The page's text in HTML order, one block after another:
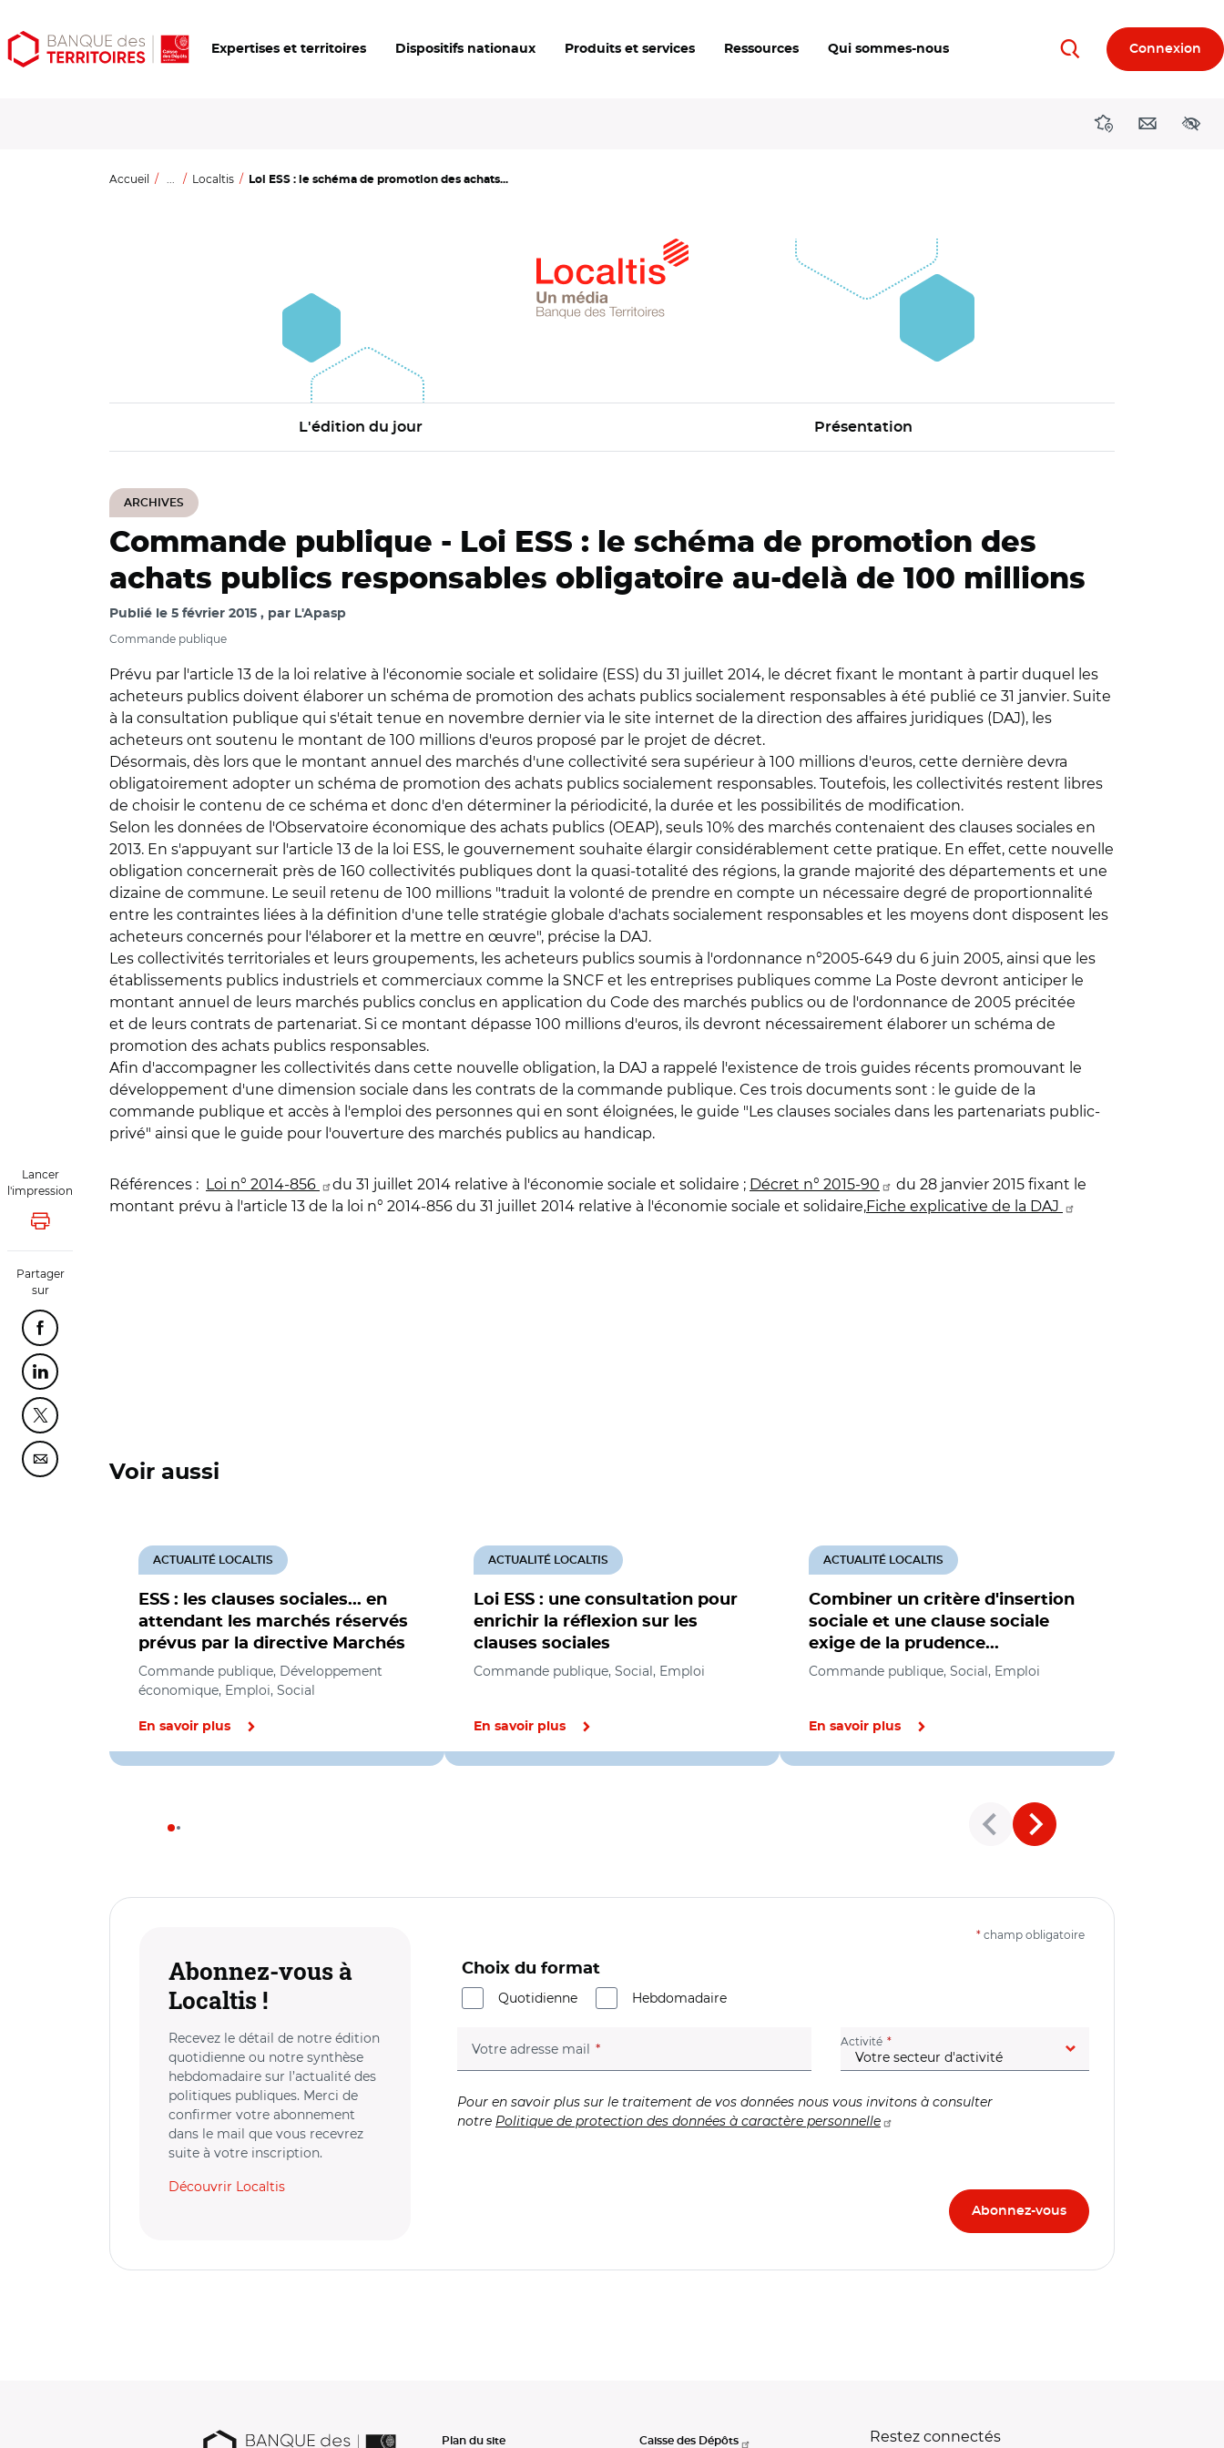
Aller
au
Aller
au
Ouvrir
les
Expertises et territoires Dispositifs nationaux Produits et services Ressources Qui sommes-nous RechercherConnexion
DirectionsContact
Accueil ... Localtis Loi ESS : le schéma de promotion des achats...
L'édition du jour Présentation
ARCHIVES
Lancer
l'impression
Lancer l'impression
Partager
sur
Partager cette page sur Facebook
Partager cette page sur Linkedin
Partager cette page sur Twitter
Partager cette page sur Courriel
Commande publique - Loi ESS : le schéma de promotion des
achats publics responsables obligatoire au-delà de 100 millions
Publié le 5 février 2015 par L'Apasp
Commande publique
Prévu par l'article 13 de la loi relative à l'économie sociale et solidaire (ESS) du 31 juillet 2014, le décret fixant le montant à partir duquel les
acheteurs publics doivent élaborer un schéma de promotion des achats publics socialement responsables à été publié ce 31 janvier. Suite
à la consultation publique qui s'était tenue en novembre dernier via le site internet de la direction des affaires juridiques (DAJ), les
acheteurs ont soutenu le montant de 100 millions d'euros proposé par le projet de décret.
Désormais, dès lors que le montant annuel des marchés d'une collectivité sera supérieur à 100 millions d'euros, cette dernière devra
obligatoirement adopter un schéma de promotion des achats publics socialement responsables. Toutefois, les collectivités restent libres
de choisir le contenu de ce schéma et donc d'en déterminer la périodicité, la durée et les possibilités de modification.
Selon les données de l'Observatoire économique des achats publics (OEAP), seuls 10% des marchés contenaient des clauses sociales en
2013. En s'appuyant sur l'article 13 de la loi ESS, le gouvernement souhaite élargir considérablement cette pratique. En effet, cette nouvelle
obligation concernerait près de 160 collectivités publiques dont la quasi-totalité des régions, la grande majorité des départements et une
dizaine de commune. Le seuil retenu de 100 millions "traduit la volonté de prendre en compte un nécessaire degré de proportionnalité
entre les contraintes liées à la définition d'une telle stratégie globale d'achats socialement responsables et les moyens dont disposent les
acheteurs concernés pour l'élaborer et la mettre en œuvre", précise la DAJ.
Les collectivités territoriales et leurs groupements, les acheteurs publics soumis à l'ordonnance n°2005-649 du 6 juin 2005, ainsi que les
établissements publics industriels et commerciaux comme la SNCF et les entreprises publiques comme La Poste devront anticiper le
montant annuel de leurs marchés publics conclus en application du Code des marchés publics ou de l'ordonnance de 2005 précitée
et de leurs contrats de partenariat. Si ce montant dépasse 100 millions d'euros, ils devront nécessairement élaborer un schéma de
promotion des achats publics responsables.
Afin d'accompagner les collectivités dans cette nouvelle obligation, la DAJ a rappelé l'existence de trois guides récents promouvant le
développement d'une dimension sociale dans les contrats de la commande publique. Ces trois documents sont : le guide de la
commande publique et accès à l'emploi des personnes qui en sont éloignées, le guide "Les clauses sociales dans les partenariats public-
privé" ainsi que le guide pour l'ouverture des marchés publics au handicap.
Références : Loi n° 2014-856 du 31 juillet 2014 relative à l'économie sociale et solidaire ; Décret n° 2015-90
du 28 janvier 2015 fixant le
montant prévu à l'article 13 de la loi n° 2014-856 du 31 juillet 2014 relative à l'économie sociale et solidaire,Fiche explicative de la DAJ
Voir aussi
ESS : les clauses sociales... en
attendant les marchés réservés
prévus par la directive Marchés
ACTUALITÉ LOCALTIS
Commande publique, Développement
économique, Emploi, Social
En savoir plus
Loi ESS : une consultation pour
enrichir la réflexion sur les
clauses sociales
ACTUALITÉ LOCALTIS
Commande publique, Social, Emploi
En savoir plus
Combiner un critère d'insertion
sociale et une clause sociale
exige de la prudence...
ACTUALITÉ LOCALTIS
Commande publique, Social, Emploi
En savoir plus
Abonnez-vous à
Localtis !
Recevez le détail de notre édition
quotidienne ou notre synthèse
hebdomadaire sur l’actualité des
politiques publiques. Merci de
confirmer votre abonnement
dans le mail que vous recevrez
suite à votre inscription.
Découvrir Localtis
* champ obligatoire
Choix du format
Quotidienne
Hebdomadaire
Votre adresse mail (champ obligatoire) Activité (champ obligatoire)
Pour en savoir plus sur le traitement de vos données nous vous invitons à consulter
notre Politique de protection des données à caractère personnelle
Plan du site Caisse des Dépôts Restez connectés